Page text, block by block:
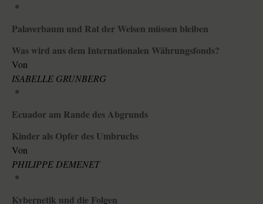
*
Palaverbaum und Rat der Weisen müssen bleiben
Was wird aus dem Internationalen Währungsfonds?
Von
ISABELLE GRUNBERG
*
Ecuador am Rande des Abgrunds
Kinder als Opfer des Umbruchs
Von
PHILIPPE DEMENET
*
Kybernetik und die Folgen